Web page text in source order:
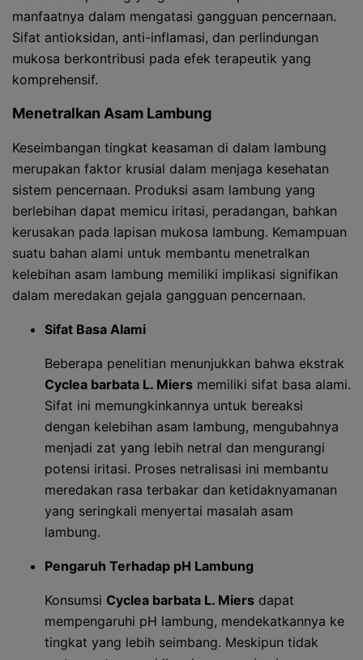
manfaatnya dalam mengatasi gangguan pencernaan.
Sifat antioksidan, anti-inflamasi, dan perlindungan
mukosa berkontribusi pada efek terapeutik yang
komprehensif.
Menetralkan Asam Lambung
Keseimbangan tingkat keasaman di dalam lambung
merupakan faktor krusial dalam menjaga kesehatan
sistem pencernaan. Produksi asam lambung yang
berlebihan dapat memicu iritasi, peradangan, bahkan
kerusakan pada lapisan mukosa lambung. Kemampuan
suatu bahan alami untuk membantu menetralkan
kelebihan asam lambung memiliki implikasi signifikan
dalam meredakan gejala gangguan pencernaan.
Sifat Basa Alami
Beberapa penelitian menunjukkan bahwa ekstrak
Cyclea barbata L. Miers memiliki sifat basa alami.
Sifat ini memungkinkannya untuk bereaksi
dengan kelebihan asam lambung, mengubahnya
menjadi zat yang lebih netral dan mengurangi
potensi iritasi. Proses netralisasi ini membantu
meredakan rasa terbakar dan ketidaknyamanan
yang seringkali menyertai masalah asam
lambung.
Pengaruh Terhadap pH Lambung
Konsumsi Cyclea barbata L. Miers dapat
mempengaruhi pH lambung, mendekatkannya ke
tingkat yang lebih seimbang. Meskipun tidak